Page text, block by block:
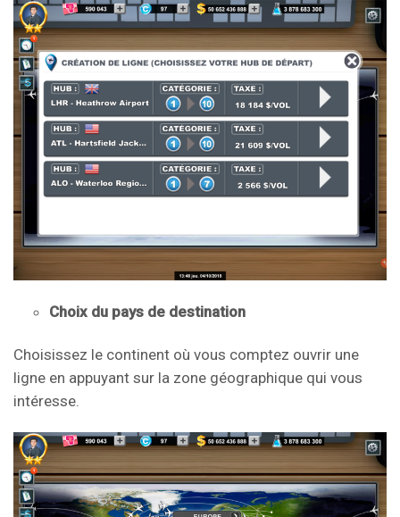
Choix du pays de destination
Choisissez le continent où vous comptez ouvrir une
ligne en appuyant sur la zone géographique qui vous
intéresse.